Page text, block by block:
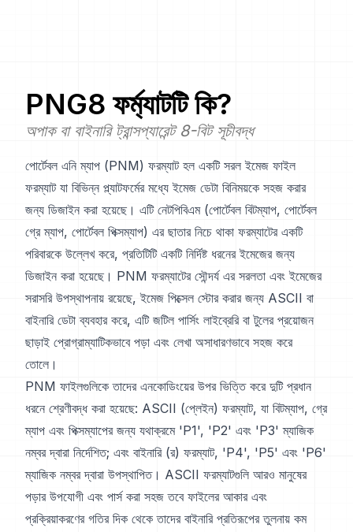
PNG8 ফর্ম্যাটটি কি?
অপাক বা বাইনারি ট্রান্সপ্যারেন্ট 8-বিট সূচীবদ্ধ
পোর্টেবল এনি ম্যাপ (PNM) ফরম্যাট হল একটি সরল ইমেজ ফাইল
ফরম্যাট যা বিভিন্ন প্ল্যাটফর্মের মধ্যে ইমেজ ডেটা বিনিময়কে সহজ করার
জন্য ডিজাইন করা হয়েছে। এটি নেটপিবিএম (পোর্টেবল বিটম্যাপ, পোর্টেবল
গ্রে ম্যাপ, পোর্টেবল পিক্সম্যাপ) এর ছাতার নিচে থাকা ফরম্যাটের একটি
পরিবারকে উল্লেখ করে, প্রতিটিটি একটি নির্দিষ্ট ধরনের ইমেজের জন্য
ডিজাইন করা হয়েছে। PNM ফরম্যাটের সৌন্দর্য এর সরলতা এবং ইমেজের
সরাসরি উপস্থাপনায় রয়েছে, ইমেজ পিক্সেল স্টোর করার জন্য ASCII বা
বাইনারি ডেটা ব্যবহার করে, এটি জটিল পার্সিং লাইব্রেরি বা টুলের প্রয়োজন
ছাড়াই প্রোগ্রাম্যাটিকভাবে পড়া এবং লেখা অসাধারণভাবে সহজ করে
তোলে।
PNM ফাইলগুলিকে তাদের এনকোডিংয়ের উপর ভিত্তি করে দুটি প্রধান
ধরনে শ্রেণীবদ্ধ করা হয়েছে: ASCII (প্লেইন) ফরম্যাট, যা বিটম্যাপ, গ্রে
ম্যাপ এবং পিক্সম্যাপের জন্য যথাক্রমে 'P1', 'P2' এবং 'P3' ম্যাজিক
নম্বর দ্বারা নির্দেশিত; এবং বাইনারি (র) ফরম্যাট, 'P4', 'P5' এবং 'P6'
ম্যাজিক নম্বর দ্বারা উপস্থাপিত। ASCII ফরম্যাটগুলি আরও মানুষের
পড়ার উপযোগী এবং পার্স করা সহজ তবে ফাইলের আকার এবং
প্রক্রিয়াকরণের গতির দিক থেকে তাদের বাইনারি প্রতিরূপের তুলনায় কম